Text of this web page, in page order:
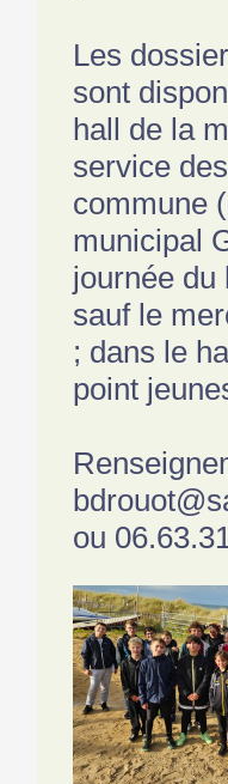
Les
sont
hall de la
service
commune
municipal
journée du
sauf le
; dans le
point
ou